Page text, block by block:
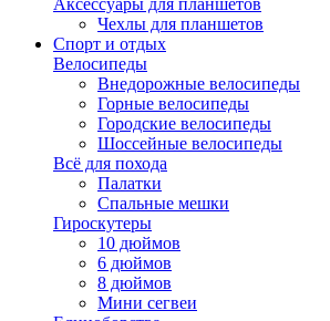
Аксессуары для планшетов
Чехлы для планшетов
Спорт и отдых
Велосипеды
Внедорожные велосипеды
Горные велосипеды
Городские велосипеды
Шоссейные велосипеды
Всё для похода
Палатки
Спальные мешки
Гироскутеры
10 дюймов
6 дюймов
8 дюймов
Мини сегвеи